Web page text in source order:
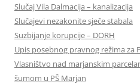
Slučaj Vila Dalmacija – kanalizacija
Slučajevi nezakonite sječe stabala
Suzbijanje korupcije – DORH
Upis posebnog pravnog režima za
Vlasništvo nad marjanskim
šumom u PŠ Marjan